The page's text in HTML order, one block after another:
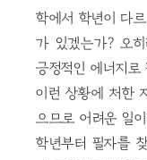
학에서 학년이 다
가 있겠는가? 오
긍정적인 에너지
이런 상황에 처한
으므로 어려운 일
학년부터 필자를